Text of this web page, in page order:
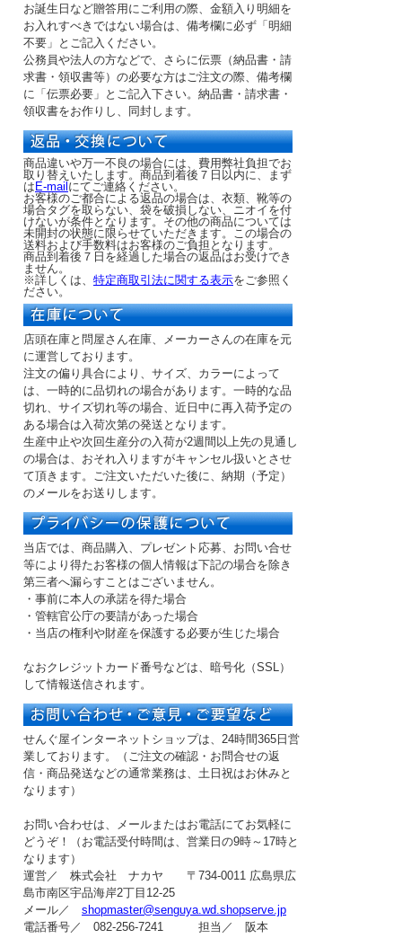
お誕生日など贈答用にご利用の際、金額入り明細を
お入れすべきではない場合は、備考欄に必ず「明細
不要」とご記入ください。
公務員や法人の方などで、さらに伝票（納品書・請
求書・領収書等）の必要な方はご注文の際、備考欄
に「伝票必要」とご記入下さい。納品書・請求書・
領収書をお作りし、同封します。
商品違いや万一不良の場合には、費用弊社負担でお
取り替えいたします。商品到着後７日以内に、まず
は E-mail にてご連絡ください。
お客様のご都合による返品の場合は、衣類、靴等の
場合タグを取らない、袋を破損しない、ニオイを付
けないが条件となります。その他の商品については
未開封の状態に限らせていただきます。この場合の
送料および手数料はお客様のご負担となります。
商品到着後７日を経過した場合の返品はお受けでき
ません。
※詳しくは、 特定商取引法に関する表示をご参照く
ださい。
店頭在庫と問屋さん在庫、メーカーさんの在庫を元
に運営しております。
注文の偏り具合により、サイズ、カラーによって
は、一時的に品切れの場合があります。一時的な品
切れ、サイズ切れ等の場合、近日中に再入荷予定の
ある場合は入荷次第の発送となります。
生産中止や次回生産分の入荷が2週間以上先の見通し
の場合は、おそれ入りますがキャンセル扱いとさせ
て頂きます。ご注文いただいた後に、納期（予定）
のメールをお送りします。
当店では、商品購入、プレゼント応募、お問い合せ
等により得たお客様の個人情報は下記の場合を除き
第三者へ漏らすことはございません。
・事前に本人の承諾を得た場合
・管轄官公庁の要請があった場合
・当店の権利や財産を保護する必要が生じた場合
なおクレジットカード番号などは、暗号化（SSL）
して情報送信されます。
せんぐ屋インターネットショップは、24時間365日営
業しております。（ご注文の確認・お問合せの返
信・商品発送などの通常業務は、土日祝はお休みと
なります）
お問い合わせは、メールまたはお電話にてお気軽に
どうぞ！（お電話受付時間は、 営業日の9時～17時と
なります）
運営／ 株式会社 ナカヤ 〒734-0011 広島県広
島市南区宇品海岸2丁目12-25
メール／ shopmaster@senguya.wd.shopserve.jp
電話番号／ 082-256-7241 担当／ 阪本